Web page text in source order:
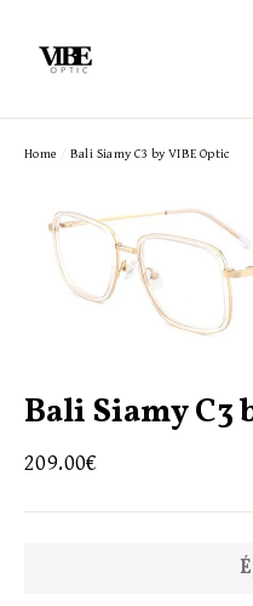
contenu
Home / Bali Siamy C3 by VIBE Optic
Bali Siamy C3
Prix
209.00€